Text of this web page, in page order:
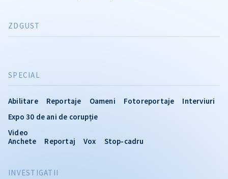
INVESTIGATII
SPECIAL
Abilitare Reportaje Oameni Fotoreportaje
Interviuri
Expo 30 de ani de corupție
Video
Anchete
Reportaj Vox Stop-cadru
ZDGUST